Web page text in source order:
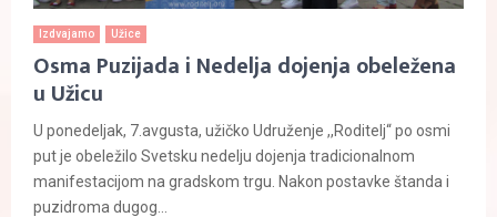
Izdvajamo Užice
Osma Puzijada i Nedelja dojenja obeležena
u Užicu
U ponedeljak, 7.avgusta, užičko Udruženje ,,Roditelj“ po osmi
put je obeležilo Svetsku nedelju dojenja tradicionalnom
manifestacijom na gradskom trgu. Nakon postavke štanda i
puzidroma dugog...